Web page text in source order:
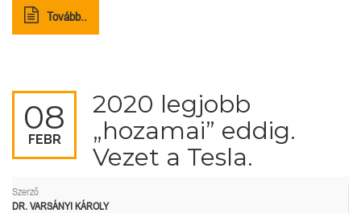
Tovább..
08
FEBR
2020 legjobb
„hozamai” eddig.
Vezet a Tesla.
Szerző
DR. VARSÁNYI KÁROLY